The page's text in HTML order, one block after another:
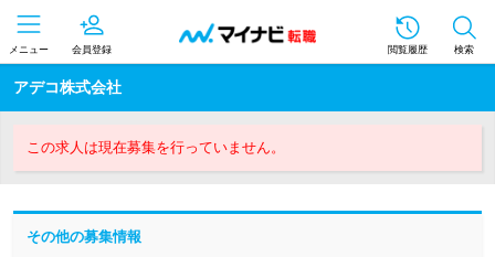
メニュー 会員登録 閲覧履歴 検索
アデコ株式会社
この求人は現在募集を行っていません。
その他の募集情報